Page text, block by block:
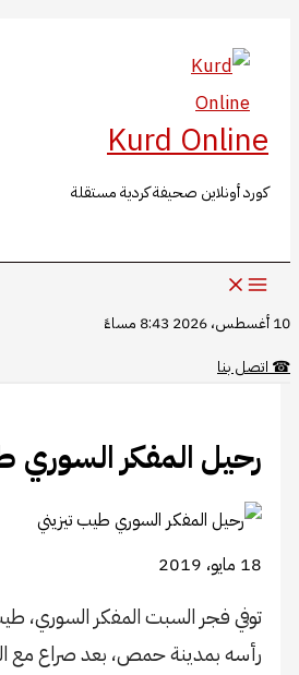
المحتوى
Kurd Online
كورد أونلاين صحيفة كردية مستقلة
10 أغسطس، 2026 8:43 مساءً
☎اتصل بنا
رحيل المفكر السوري
18 مايو، 2019
توفي فجر السبت المفكر السوري،
رأسه بمدينة حمص، بعد صراع مع